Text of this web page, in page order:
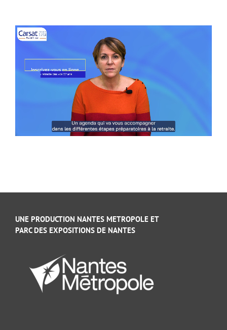
UNE PRODUCTION NANTES METROPOLE ET
PARC DES EXPOSITIONS DE NANTES